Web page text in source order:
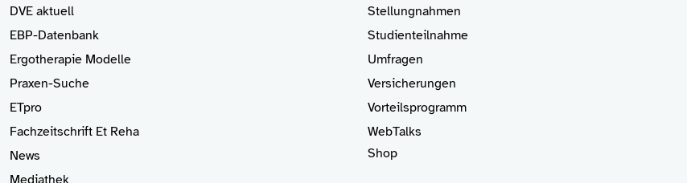
DVE aktuell
EBP-Datenbank
Ergotherapie Modelle
Praxen-Suche
ETpro
Fachzeitschrift Et Reha
News
Stellungnahmen
Studienteilnahme
Umfragen
Versicherungen
Vorteilsprogramm
WebTalks
Shop